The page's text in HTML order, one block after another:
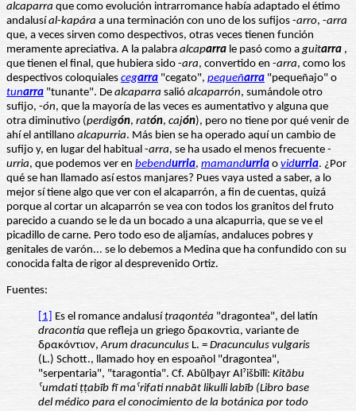
alcaparra que como evolución intrarromance había adaptado el étimo
andalusí al-kapára a una terminación con uno de los sufijos -arro, -arra
que, a veces sirven como despectivos, otras veces tienen función
meramente apreciativa. A la palabra alcaparra le pasó como aguitarra ,
que tienen el final, que hubiera sido -ara, convertido en -arra, como los
despectivos coloquiales cegarra "cegato", pequeñarra "pequeñajo" o
tunarra "tunante". De alcaparra salió alcaparrón, sumándole otro
sufijo, -ón, que la mayoría de las veces es aumentativo y alguna que
otra diminutivo (perdigón, ratón, cajón), pero no tiene por qué venir de
ahí el antillano alcapurria. Más bien se ha operado aquí un cambio de
sufijo y, en lugar del habitual -arra, se ha usado el menos frecuente -
urria, que podemos ver en bebendurria, mamandurria o vidurria. ¿Por
qué se han llamado así estos manjares? Pues vaya usted a saber, a lo
mejor sí tiene algo que ver con el alcaparrón, a fin de cuentas, quizá
porque al cortar un alcaparrón se vea con todos los granitos del fruto
parecido a cuando se le da un bocado a una alcapurria, que se ve el
picadillo de carne. Pero todo eso de aljamías, andaluces pobres y
genitales de varón... se lo debemos a Medina que ha confundido con su
conocida falta de rigor al desprevenido Ortiz.
Fuentes:
[1] Es el romance andalusí ṭraqontéa "dragontea", del latín
dracontia que refleja un griego δρακοντία, variante de
δρακόντιον,Arum dracunculus L. = Dracunculus vulgaris
(L.) Schott., llamado hoy en espoañol "dragontea",
"serpentaria", "taragontia". Cf. Abūlḫayr Alˀišbīlī: Kitābu
ˁumdati ṭṭabīb fī maˁrifati nnabāt likulli labīb (Libro base
del médico para el conocimiento de la botánica por todo